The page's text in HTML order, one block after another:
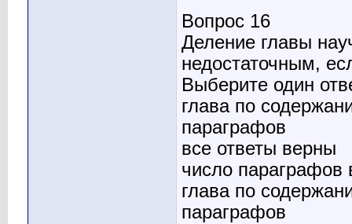
Вопрос 16
Деление главы
недостаточным,
Выберите один
глава по
параграфов
все ответы верны
число параграфов
глава по
параграфов